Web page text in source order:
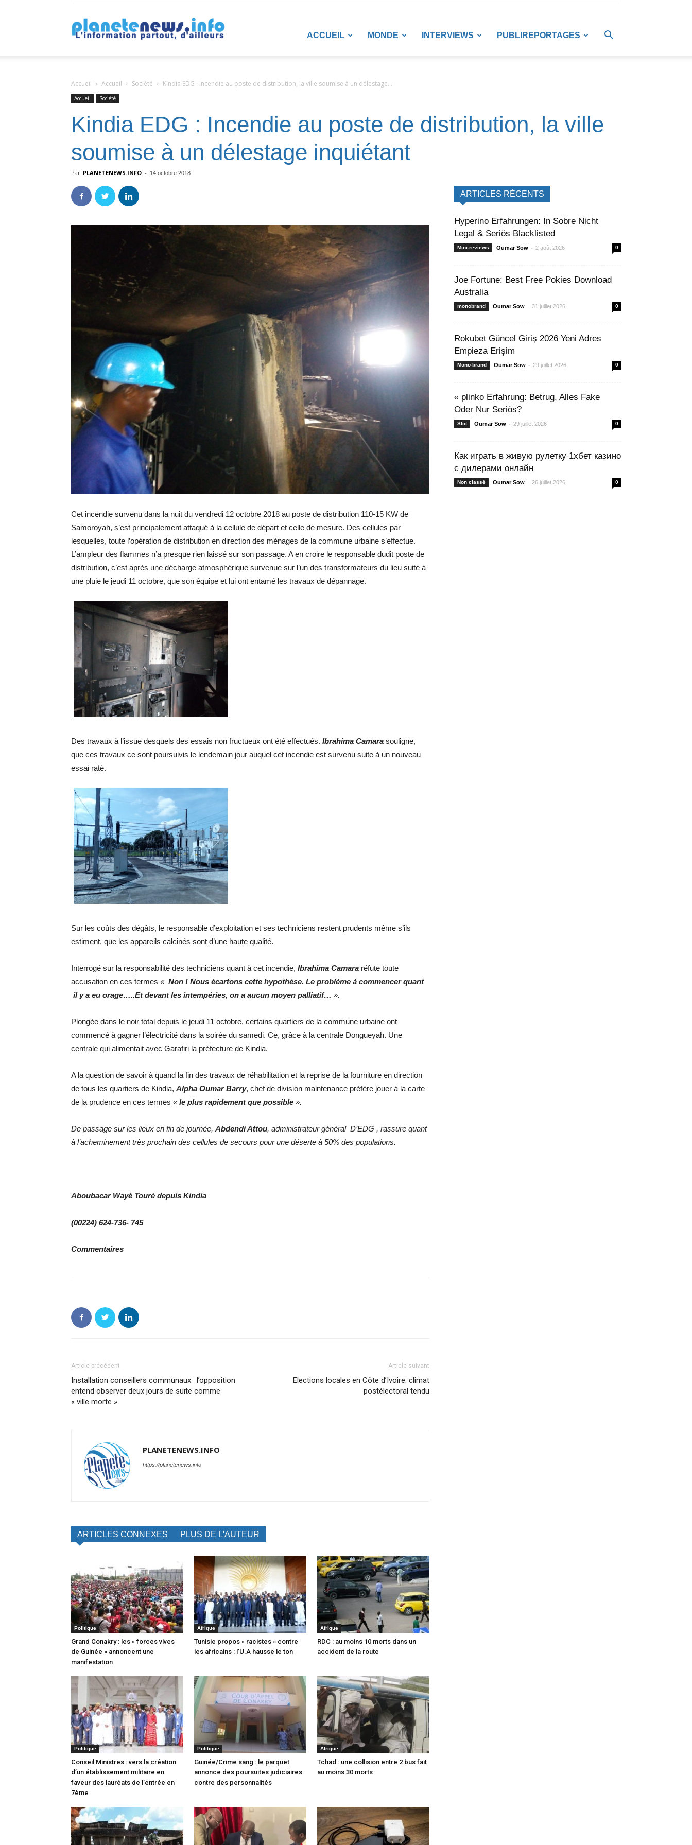
ACCUEIL MONDE INTERVIEWS PUBLIREPORTAGES
Accueil Accueil Société Kindia EDG : Incendie au poste de distribution, la ville soumise à un délestage...
Accueil Société
Kindia EDG : Incendie au poste de distribution, la ville
soumise à un délestage inquiétant
Par PLANETENEWS.INFO - 14 octobre 2018
Cet incendie survenu dans la nuit du vendredi 12 octobre 2018 au poste de distribution 110-15 KW de
Samoroyah, s’est principalement attaqué à la cellule de départ et celle de mesure. Des cellules par
lesquelles, toute l’opération de distribution en direction des ménages de la commune urbaine s’effectue.
L’ampleur des flammes n’a presque rien laissé sur son passage. A en croire le responsable dudit poste de
distribution, c’est après une décharge atmosphérique survenue sur l’un des transformateurs du lieu suite à
une pluie le jeudi 11 octobre, que son équipe et lui ont entamé les travaux de dépannage.
Des travaux à l’issue desquels des essais non fructueux ont été effectués. Ibrahima Camara souligne,
que ces travaux ce sont poursuivis le lendemain jour auquel cet incendie est survenu suite à un nouveau
essai raté.
Sur les coûts des dégâts, le responsable d’exploitation et ses techniciens restent prudents même s’ils
estiment, que les appareils calcinés sont d’une haute qualité.
Interrogé sur la responsabilité des techniciens quant à cet incendie, Ibrahima Camara réfute toute
accusation en ces termes « Non ! Nous écartons cette hypothèse. Le problème à commencer quant
il y a eu orage…..Et devant les intempéries, on a aucun moyen palliatif… ».
Plongée dans le noir total depuis le jeudi 11 octobre, certains quartiers de la commune urbaine ont
commencé à gagner l’électricité dans la soirée du samedi. Ce, grâce à la centrale Dongueyah. Une
centrale qui alimentait avec Garafiri la préfecture de Kindia.
A la question de savoir à quand la fin des travaux de réhabilitation et la reprise de la fourniture en direction
de tous les quartiers de Kindia, Alpha Oumar Barry, chef de division maintenance préfère jouer à la carte
de la prudence en ces termes «le plus rapidement que possible ».
De passage sur les lieux en fin de journée, Abdendi Attou, administrateur général D’EDG , rassure quant
à l’acheminement très prochain des cellules de secours pour une déserte à 50% des populations.
Aboubacar Wayé Touré depuis Kindia
(00224) 624-736- 745
Commentaires
Article précédent
Installation conseillers communaux: l’opposition
entend observer deux jours de suite comme
« ville morte »
Article suivant
Elections locales en Côte d’Ivoire: climat
postélectoral tendu
PLANETENEWS.INFO
https://planetenews.info
ARTICLES CONNEXES PLUS DE L'AUTEUR
Politique
Grand Conakry : les « forces vives
de Guinée » annoncent une
manifestation
Afrique
Tunisie propos « racistes » contre
les africains : l’U.A hausse le ton
Afrique
RDC : au moins 10 morts dans un
accident de la route
Politique
Conseil Ministres : vers la création
d’un établissement militaire en
faveur des lauréats de l’entrée en
7ème
Politique
Guinée/Crime sang : le parquet
annonce des poursuites judiciaires
contre des personnalités
Afrique
Tchad : une collision entre 2 bus fait
au moins 30 morts
ARTICLES RÉCENTS
Hyperino Erfahrungen: In Sobre Nicht
Legal & Seriös Blacklisted
Mini-reviews Oumar Sow - 2 août 2026 0
Joe Fortune: Best Free Pokies Download
Australia
monobrand Oumar Sow - 31 juillet 2026 0
Rokubet Güncel Giriş 2026 Yeni Adres
Empieza Erişim
Mono-brand Oumar Sow - 29 juillet 2026 0
« plinko Erfahrung: Betrug, Alles Fake
Oder Nur Seriös?
Slot Oumar Sow - 29 juillet 2026 0
Как играть в живую рулетку 1хбет казино
с дилерами онлайн
Non classé Oumar Sow - 26 juillet 2026 0